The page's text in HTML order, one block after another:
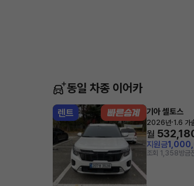
동일 차종 이어카
렌트 기아 셀토스
2026년·1.6 가
월
지원금
조회 1,358방금